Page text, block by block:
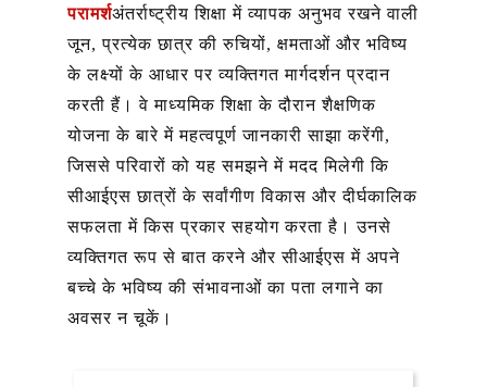
परामर्शअंतर्राष्ट्रीय शिक्षा में व्यापक अनुभव रखने वाली
जून, प्रत्येक छात्र की रुचियों, क्षमताओं और भविष्य
के लक्ष्यों के आधार पर व्यक्तिगत मार्गदर्शन प्रदान
करती हैं। वे माध्यमिक शिक्षा के दौरान शैक्षणिक
योजना के बारे में महत्वपूर्ण जानकारी साझा करेंगी,
जिससे परिवारों को यह समझने में मदद मिलेगी कि
सीआईएस छात्रों के सर्वांगीण विकास और दीर्घकालिक
सफलता में किस प्रकार सहयोग करता है। उनसे
व्यक्तिगत रूप से बात करने और सीआईएस में अपने
बच्चे के भविष्य की संभावनाओं का पता लगाने का
अवसर न चूकें।